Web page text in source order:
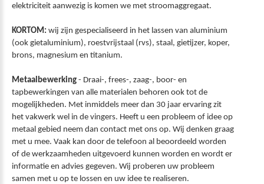
elektriciteit aanwezig is komen we met stroomaggregaat.
KORTOM: wij zijn gespecialiseerd in het lassen van aluminium
(ook gietaluminium), roestvrijstaal (rvs), staal, gietijzer, koper,
brons, magnesium en titanium.
Metaalbewerking - Draai-, frees-, zaag-, boor- en
tapbewerkingen van alle materialen behoren ook tot de
mogelijkheden. Met inmiddels meer dan 30 jaar ervaring zit
het vakwerk wel in de vingers. Heeft u een probleem of idee op
metaal gebied neem dan contact met ons op. Wij denken graag
met u mee. Vaak kan door de telefoon al beoordeeld worden
of de werkzaamheden uitgevoerd kunnen worden en wordt er
informatie en advies gegeven. Wij proberen uw probleem
samen met u op te lossen en uw idee te realiseren.